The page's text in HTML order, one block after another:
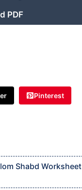
PDF
Pinterest
Shabd Worksheet